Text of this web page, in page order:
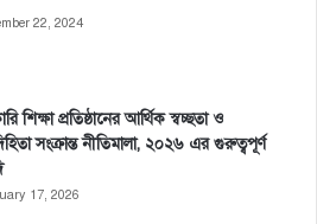
22, 2024
শিক্ষা প্রতিষ্ঠানের আর্থিক স্বচ্ছতা ও
সংক্রান্ত নীতিমালা, ২০২৬ এর গুরুত্বপূর্ণ
17, 2026